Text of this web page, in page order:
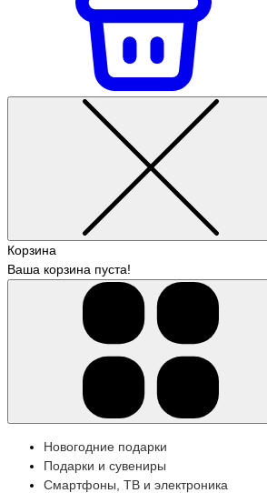
Корзина
Ваша корзина пуста!
Новогодние подарки
Подарки и сувениры
Смартфоны, ТВ и электроника